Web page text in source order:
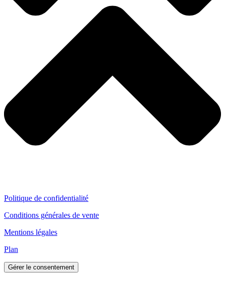
Politique de confidentialité
Conditions générales de vente
Mentions légales
Plan
Gérer le consentement